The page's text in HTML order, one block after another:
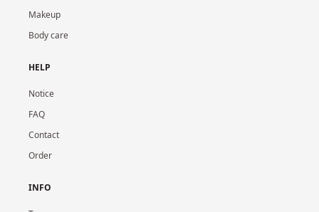
Makeup
Body care
HELP
Notice
FAQ
Contact
Order
INFO